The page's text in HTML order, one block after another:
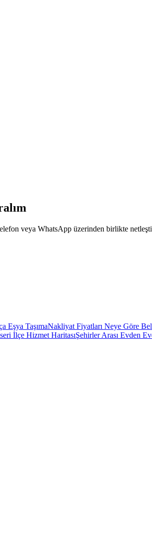
telefon veya WhatsApp üzerinden birlikte
Eşya TaşımaNakliyat Fiyatları Neye Göre
İlçe Hizmet HaritasıŞehirler Arası Evden